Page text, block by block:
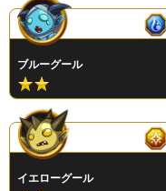
ブルーグール
イエローグール